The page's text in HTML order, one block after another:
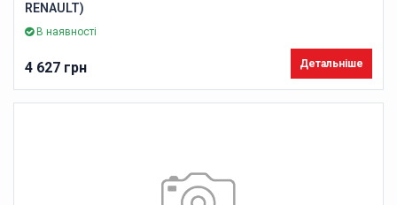
RENAULT)
В наявності
4 627 грн Детальніше